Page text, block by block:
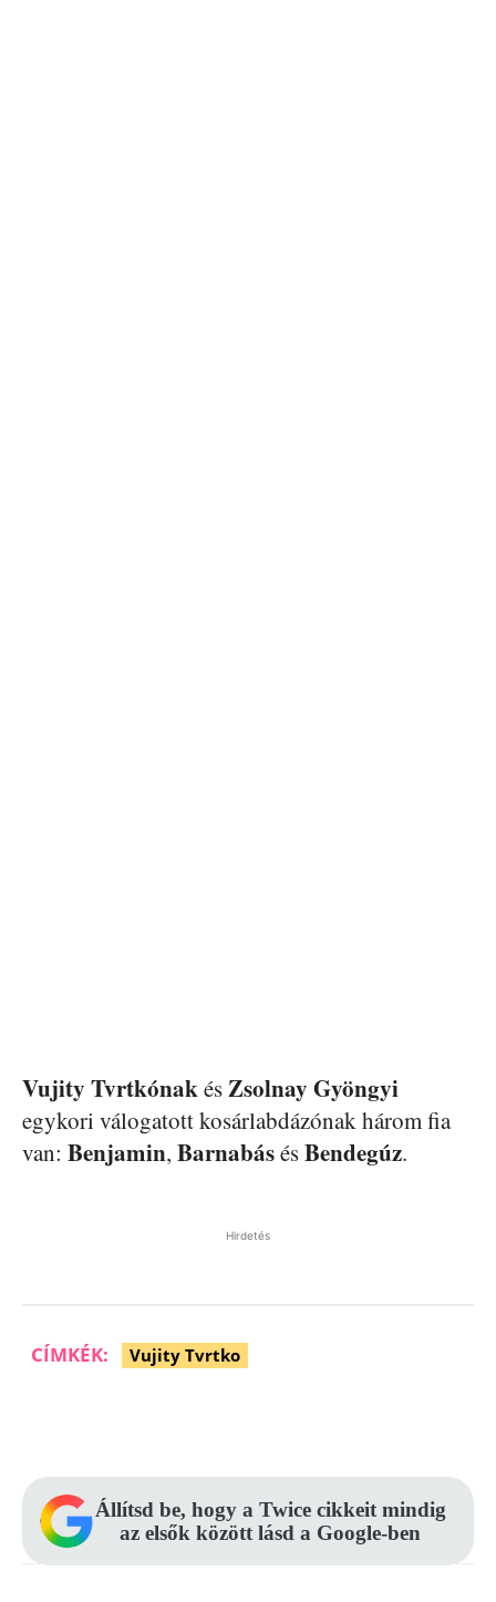
Vujity TvrtkónakésZsolnay Gyöngyi
egykori válogatott kosárlabdázónak három fia
van: Benjamin, BarnabásésBendegúz.
Hirdetés
CÍMKÉK: Vujity Tvrtko
Állítsd be, hogy a Twice cikkeit mindig
az elsők között lásd a Google-ben